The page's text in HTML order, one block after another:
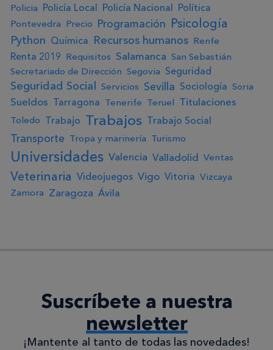
Policia Policía Local Policía Nacional Política
Pontevedra Precio Programación Psicología
Python Química Recursos humanos Renfe
Renta 2019 Requisitos Salamanca San Sebastián
Secretariado de Dirección Segovia Seguridad
Seguridad Social Servicios Sevilla Sociología Soria
Sueldos Tarragona Tenerife Teruel Titulaciones
Toledo Trabajo Trabajos Trabajo Social
Transporte Tropa y marinería Turismo
Universidades Valencia Valladolid Ventas
Veterinaria Videojuegos Vigo Vitoria Vizcaya
Zamora Zaragoza Ávila
Suscríbete a nuestra
newsletter
¡Mantente al tanto de todas las novedades!